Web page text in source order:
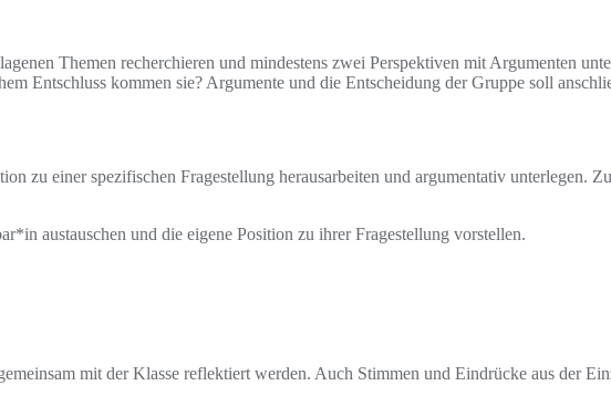
Themen recherchieren und mindestens zwei Perspektiven mit Argumenten
Entschluss kommen sie? Argumente und die Entscheidung der Gruppe soll
zu einer spezifischen Fragestellung herausarbeiten und argumentativ unterlegen.
austauschen und die eigene Position zu ihrer Fragestellung vorstellen.
mit der Klasse reflektiert werden. Auch Stimmen und Eindrücke aus der